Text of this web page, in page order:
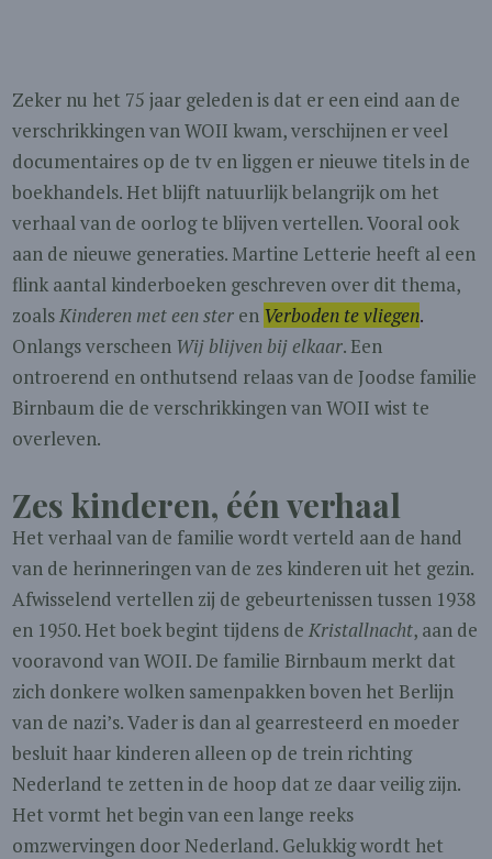
Zeker nu het 75 jaar geleden is dat er een eind aan de
verschrikkingen van WOII kwam, verschijnen er veel
documentaires op de tv en liggen er nieuwe titels in de
boekhandels. Het blijft natuurlijk belangrijk om het
verhaal van de oorlog te blijven vertellen. Vooral ook
aan de nieuwe generaties. Martine Letterie heeft al een
flink aantal kinderboeken geschreven over dit thema,
zoalsKinderen met een ster en Verboden te vliegen.
Onlangs verscheen Wij blijven bij elkaar. Een
ontroerend en onthutsend relaas van de Joodse familie
Birnbaum die de verschrikkingen van WOII wist te
overleven.
Zes kinderen, één verhaal
Het verhaal van de familie wordt verteld aan de hand
van de herinneringen van de zes kinderen uit het gezin.
Afwisselend vertellen zij de gebeurtenissen tussen 1938
en 1950. Het boek begint tijdens deKristallnacht, aan de
vooravond van WOII. De familie Birnbaum merkt dat
zich donkere wolken samenpakken boven het Berlijn
van de nazi’s. Vader is dan al gearresteerd en moeder
besluit haar kinderen alleen op de trein richting
Nederland te zetten in de hoop dat ze daar veilig zijn.
Het vormt het begin van een lange reeks
omzwervingen door Nederland. Gelukkig wordt het